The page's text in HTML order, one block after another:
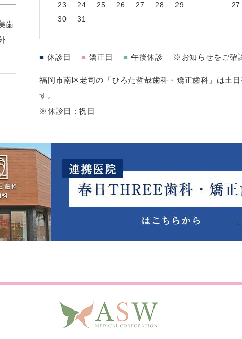
歯
23
24 25 26 27 28
29
30
31
27
■ 休診日 ■ 矯正日 ■ 午後休診 ※お知らせをご確
福岡市南区老司の「ひろた哲哉歯科・矯正歯科」は土
す。
※休診日 : 祝日